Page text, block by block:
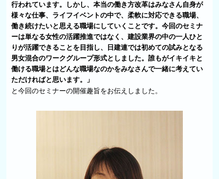
行われています。しかし、本当の働き方改革はみなさん自身が
様々な仕事、ライフイベントの中で、柔軟に対応できる職場、
働き続けたいと思える職場にしていくことです。今回のセミナ
ーは単なる女性の活躍推進ではなく、建設業界の中の一人ひと
りが活躍できることを目指し、日建連では初めての試みとなる
男女混合のワークグループ形式としました。誰もがイキイキと
働ける職場とはどんな職場なのかをみなさんで一緒に考えてい
ただければと思います。」
と今回のセミナーの開催趣旨をお伝えしました。